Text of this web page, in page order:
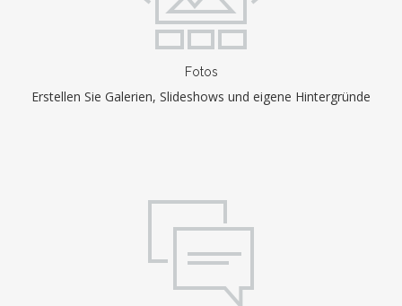
Fotos
Erstellen Sie Galerien, Slideshows und eigene Hintergründe